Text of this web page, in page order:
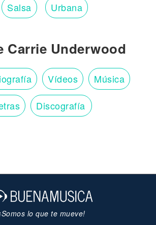
Salsa Urbana
Carrie Underwood
Vídeos Música
Discografía
lo que te mueve!